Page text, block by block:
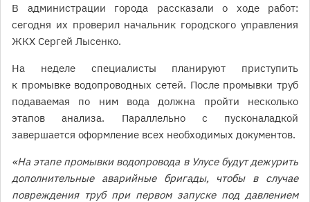
В администрации города рассказали о ходе работ:
сегодня их проверил начальник городского управления
ЖКХ Сергей Лысенко.
На неделе специалисты планируют приступить
к промывке водопроводных сетей. После промывки труб
подаваемая по ним вода должна пройти несколько
этапов анализа. Параллельно с пусконаладкой
завершается оформление всех необходимых документов.
«На этапе промывки водопровода в Улусе будут дежурить
дополнительные аварийные бригады, чтобы в случае
повреждения труб при первом запуске под давлением